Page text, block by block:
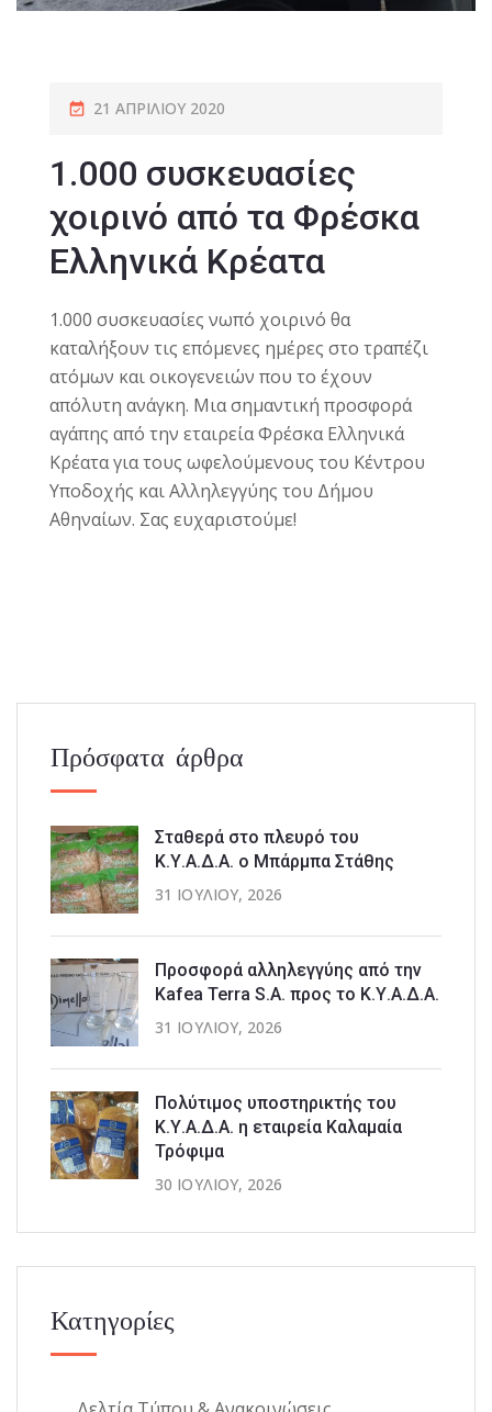
21 ΑΠΡΙΛΊΟΥ 2020
1.000 συσκευασίες
χοιρινό από τα Φρέσκα
Ελληνικά Κρέατα
1.000 συσκευασίες νωπό χοιρινό θα
καταλήξουν τις επόμενες ημέρες στο τραπέζι
ατόμων και οικογενειών που το έχουν
απόλυτη ανάγκη. Μια σημαντική προσφορά
αγάπης από την εταιρεία Φρέσκα Ελληνικά
Κρέατα για τους ωφελούμενους του Κέντρου
Υποδοχής και Αλληλεγγύης του Δήμου
Αθηναίων. Σας ευχαριστούμε!
Πρόσφατα άρθρα
Σταθερά στο πλευρό του
Κ.Υ.Α.Δ.Α. ο Μπάρμπα Στάθης
31 ΙΟΥΛΊΟΥ, 2026
Προσφορά αλληλεγγύης από την
Kafea Terra S.A. προς το Κ.Υ.Α.Δ.Α.
31 ΙΟΥΛΊΟΥ, 2026
Πολύτιμος υποστηρικτής του
Κ.Υ.Α.Δ.Α. η εταιρεία Καλαμαία
Τρόφιμα
30 ΙΟΥΛΊΟΥ, 2026
Κατηγορίες